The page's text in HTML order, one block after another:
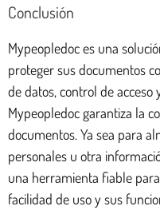
Conclusión
Mypeopledoc es una
proteger sus documentos
de datos, control de acceso
Mypeopledoc garantiza la
documentos. Ya sea para
personales u otra
una herramienta fiable
facilidad de uso y sus